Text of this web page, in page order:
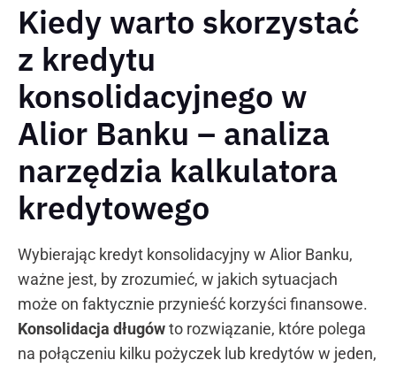
Kiedy warto skorzystać
z kredytu
konsolidacyjnego w
Alior Banku – analiza
narzędzia kalkulatora
kredytowego
Wybierając kredyt konsolidacyjny w Alior Banku,
ważne jest, by zrozumieć, w jakich sytuacjach
może on faktycznie przynieść korzyści finansowe.
Konsolidacja długówto rozwiązanie, które polega
na połączeniu kilku pożyczek lub kredytów w jeden,